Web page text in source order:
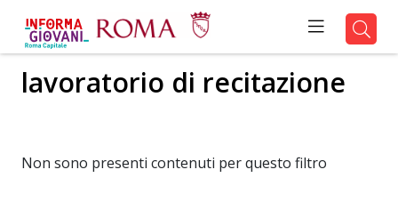
lavoratorio di recitazione
Non sono presenti contenuti per questo filtro